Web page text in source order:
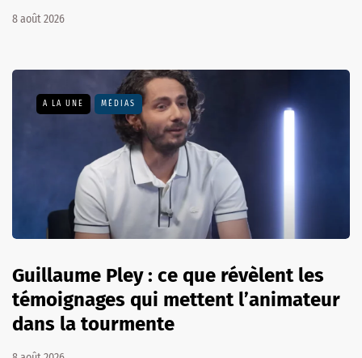
8 août 2026
A LA UNE MÉDIAS
Guillaume Pley : ce que révèlent les
témoignages qui mettent l’animateur
dans la tourmente